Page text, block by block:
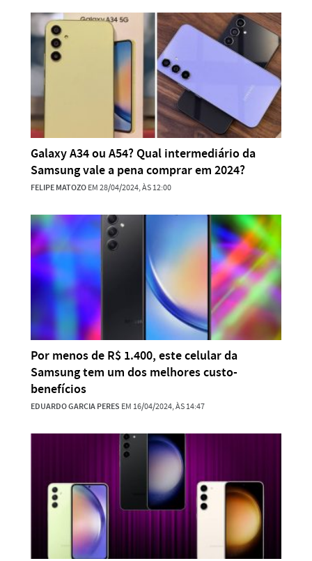
Galaxy A34 ou A54? Qual intermediário da
Samsung vale a pena comprar em 2024?
FELIPE MATOZOEM 28/04/2024, ÀS 12:00
Por menos de R$ 1.400, este celular da
Samsung tem um dos melhores custo-
benefícios
EDUARDO GARCIA PERES EM 16/04/2024, ÀS 14:47